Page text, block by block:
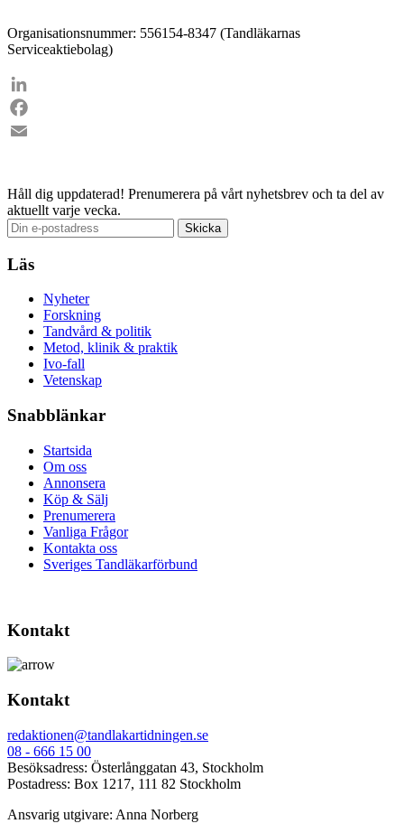
Organisationsnummer: 556154-8347 (Tandläkarnas
Serviceaktiebolag)
LinkedIn
Facebook
Håll dig uppdaterad! Prenumerera på vårt nyhetsbrev och ta del av
aktuellt varje vecka.
Läs
Nyheter
Forskning
Tandvård & politik
Metod, klinik & praktik
Ivo-fall
Vetenskap
Snabblänkar
Startsida
Om oss
Annonsera
Köp & Sälj
Prenumerera
Vanliga Frågor
Kontakta oss
Sveriges Tandläkarförbund
Kontakt
Kontakt
redaktionen@tandlakartidningen.se
08 - 666 15 00
Besöksadress: Österlånggatan 43, Stockholm
Postadress: Box 1217, 111 82 Stockholm
Ansvarig utgivare: Anna Norberg